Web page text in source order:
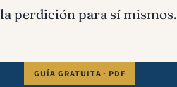
la perdición para sí mismos.
GUÍA GRATUITA · PDF